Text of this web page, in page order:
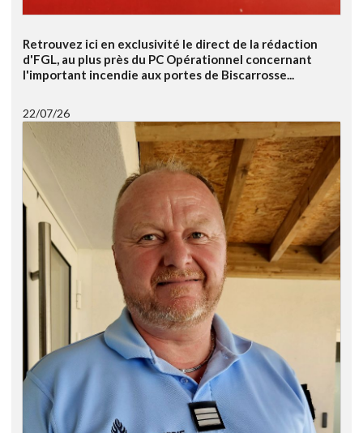
Retrouvez ici en exclusivité le direct de la rédaction
d'FGL, au plus près du PC Opérationnel concernant
l'important incendie aux portes de Biscarrosse...
22/07/26